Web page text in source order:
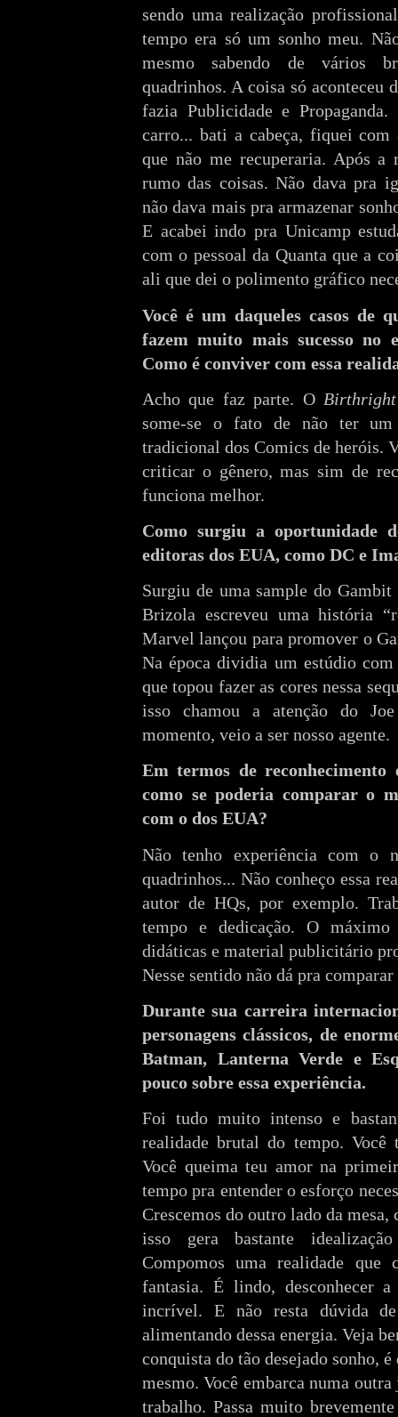
sendo uma realização
tempo era só um sonho meu.
mesmo sabendo de vários
quadrinhos. A coisa só aconteceu
fazia Publicidade e
carro... bati a cabeça, fiquei com
que não me recuperaria. Após a
rumo das coisas. Não dava pra
não dava mais pra armazenar
E acabei indo pra Unicamp
com o pessoal da Quanta que a
ali que dei o polimento gráfico
Você é um daqueles casos de
fazem muito mais sucesso
Como é conviver com essa
Acho que faz parte. O Birthright
some-se o fato de não ter
tradicional dos Comics de heróis.
criticar o gênero, mas sim de
funciona melhor.
Como surgiu a oportunidade
editoras dos EUA, como DC e
Surgiu de uma sample do
Brizola escreveu uma história
Marvel lançou para promover o
Na época dividia um estúdio
que topou fazer as cores nessa
isso chamou a atenção do
momento, veio a ser nosso agente.
Em termos de reconhecimento
como se poderia comparar o
com o dos EUA?
Não tenho experiência com o
quadrinhos... Não conheço essa
autor de HQs, por exemplo.
tempo e dedicação. O
didáticas e material publicitário
Nesse sentido não dá pra
Durante sua carreira
personagens clássicos, de
Batman, Lanterna Verde e
pouco sobre essa experiência.
Foi tudo muito intenso e
realidade brutal do tempo. Você
Você queima teu amor na
tempo pra entender o esforço
Crescemos do outro lado da
isso gera bastante
Compomos uma realidade que
fantasia. É lindo, desconhecer
incrível. E não resta dúvida
alimentando dessa energia. Veja
conquista do tão desejado sonho,
mesmo. Você embarca numa
trabalho. Passa muito